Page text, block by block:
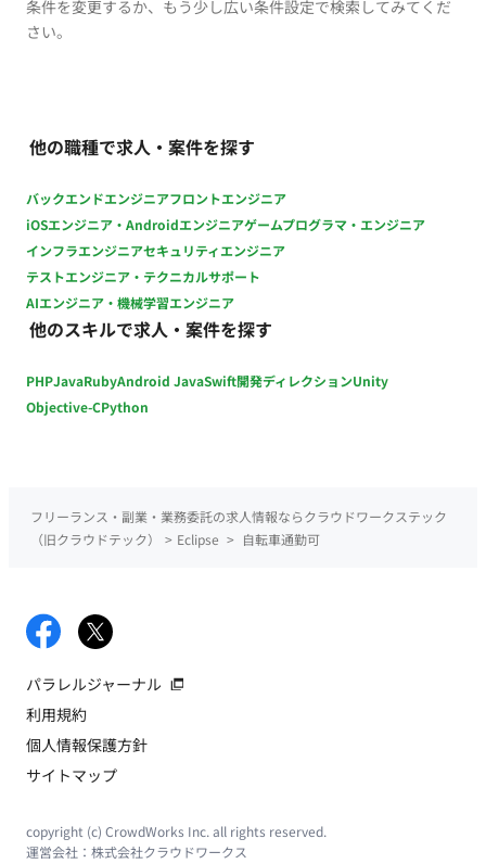
条件を変更するか、もう少し広い条件設定で検索してみてくだ
さい。
他の職種で求人・案件を探す
バックエンドエンジニアフロントエンジニア
iOSエンジニア・Androidエンジニアゲームプログラマ・エンジニア
インフラエンジニアセキュリティエンジニア
テストエンジニア・テクニカルサポート
AIエンジニア・機械学習エンジニア
他のスキルで求人・案件を探す
PHPJavaRubyAndroid JavaSwift開発ディレクションUnity
Objective-CPython
フリーランス・副業・業務委託の求人情報ならクラウドワークステック
（旧クラウドテック）
> Eclipse > 自転車通勤可
パラレルジャーナル
利用規約
個人情報保護方針
サイトマップ
copyright (c) CrowdWorks Inc. all rights reserved.
運営会社： 株式会社クラウドワークス